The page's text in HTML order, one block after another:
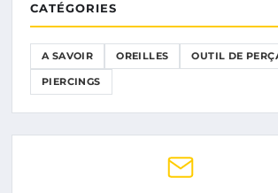
CATÉGORIES
A SAVOIR OREILLES OUTIL DE
PIERCINGS